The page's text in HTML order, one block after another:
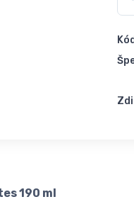
190 ml